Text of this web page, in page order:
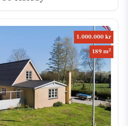
1.000.000 kr
189 m2